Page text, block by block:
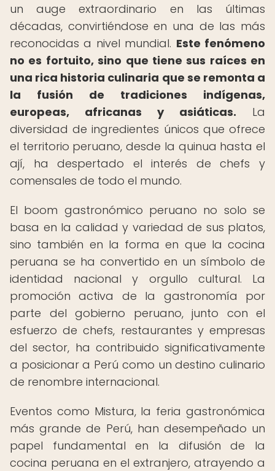
un auge extraordinario en las últimas
décadas, convirtiéndose en una de las más
reconocidas a nivel mundial. Este fenómeno
no es fortuito, sino que tiene sus raíces en
una rica historia culinaria que se remonta a
la fusión de tradiciones indígenas,
europeas, africanas y asiáticas. La
diversidad de ingredientes únicos que ofrece
el territorio peruano, desde la quinua hasta el
ají, ha despertado el interés de chefs y
comensales de todo el mundo.
El boom gastronómico peruano no solo se
basa en la calidad y variedad de sus platos,
sino también en la forma en que la cocina
peruana se ha convertido en un símbolo de
identidad nacional y orgullo cultural. La
promoción activa de la gastronomía por
parte del gobierno peruano, junto con el
esfuerzo de chefs, restaurantes y empresas
del sector, ha contribuido significativamente
a posicionar a Perú como un destino culinario
de renombre internacional.
Eventos como Mistura, la feria gastronómica
más grande de Perú, han desempeñado un
papel fundamental en la difusión de la
cocina peruana en el extranjero, atrayendo a